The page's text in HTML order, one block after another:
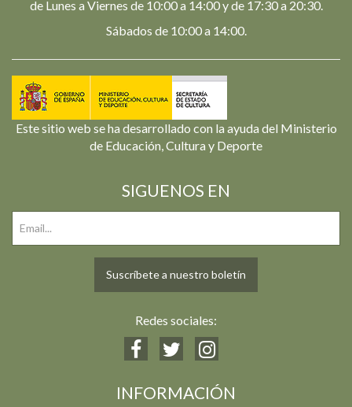
de Lunes a Viernes de 10:00 a 14:00 y de 17:30 a 20:30.
Sábados de 10:00 a 14:00.
Este sitio web se ha desarrollado con la ayuda del Ministerio
de Educación, Cultura y Deporte
SIGUENOS EN
Suscríbete a nuestro boletín
Redes sociales:
INFORMACIÓN